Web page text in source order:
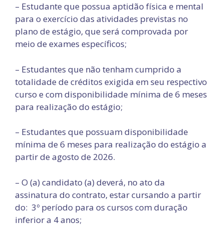
– Estudante que possua aptidão física e mental
para o exercício das atividades previstas no
plano de estágio, que será comprovada por
meio de exames específicos;
– Estudantes que não tenham cumprido a
totalidade de créditos exigida em seu respectivo
curso e com disponibilidade mínima de 6 meses
para realização do estágio;
– Estudantes que possuam disponibilidade
mínima de 6 meses para realização do estágio a
partir de agosto de 2026.
– O (a) candidato (a) deverá, no ato da
assinatura do contrato, estar cursando a partir
do: 3º período para os cursos com duração
inferior a 4 anos;